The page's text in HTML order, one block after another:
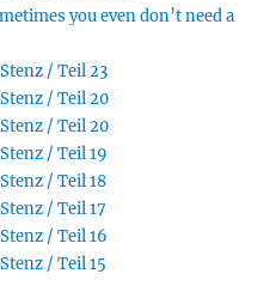
you even don’t need a
/ Teil 23
/ Teil 20
/ Teil 20
/ Teil 19
/ Teil 18
/ Teil 17
/ Teil 16
/ Teil 15